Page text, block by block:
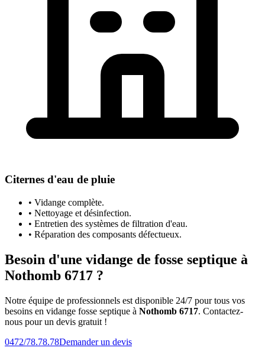
Citernes d'eau de pluie
• Vidange complète.
• Nettoyage et désinfection.
• Entretien des systèmes de filtration d'eau.
• Réparation des composants défectueux.
Besoin d'une vidange de fosse septique à
Nothomb 6717 ?
Notre équipe de professionnels est disponible 24/7 pour tous vos
besoins en vidange fosse septique à Nothomb 6717. Contactez-
nous pour un devis gratuit !
0472/78.78.78Demander un devis